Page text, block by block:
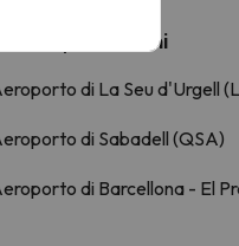
Aeroporti vicini
di La Seu d'Urgell
di Sabadell (QSA)
di Barcellona - El